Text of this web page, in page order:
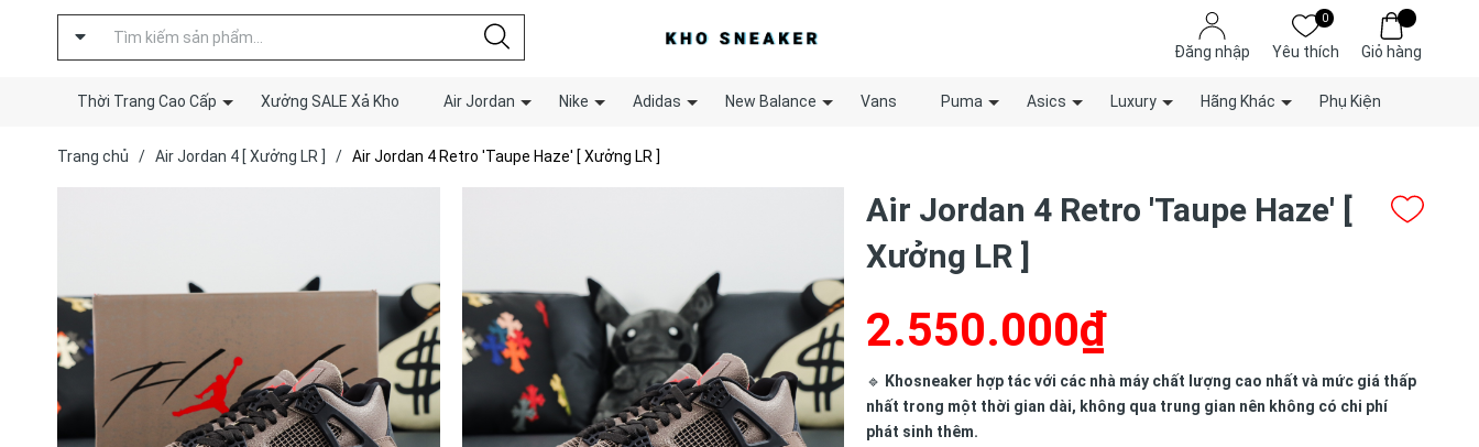
Đăng nhập
0
Yêu thích Giỏ hàng
Thời Trang Cao Cấp Xưởng SALE Xả Kho Air Jordan Nike Adidas New Balance Vans Puma Asics Luxury Hãng Khác Phụ Kiện
Trang chủ / Air Jordan 4 [ Xưởng LR ] / Air Jordan 4 Retro 'Taupe Haze' [ Xưởng LR ]
Air Jordan 4 Retro 'Taupe Haze' [
Xưởng LR ]
2.550.000₫
🔹 Khosneaker hợp tác với các nhà máy chất lượng cao nhất và mức giá thấp
nhất trong một thời gian dài, không qua trung gian nên không có chi phí
phát sinh thêm.